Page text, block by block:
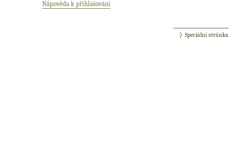
Nápověda k přihlašování
Speciální stránka